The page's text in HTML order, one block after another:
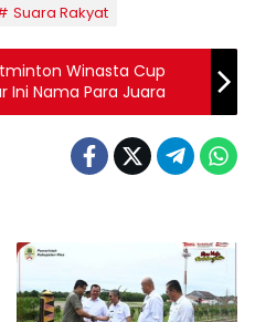
Suara Rakyat
Winasta Cup
Ini Nama Para Juara